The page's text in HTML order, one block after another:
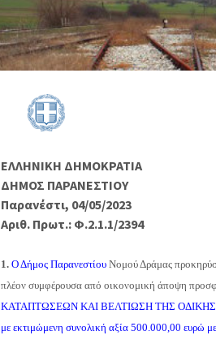
ΕΛΛΗΝΙΚΗ ΔΗΜΟΚΡΑΤΙΑ
ΔΗΜΟΣ ΠΑΡΑΝΕΣΤΙΟΥ
Παρανέστι, 04/05/2023
Αριθ. Πρωτ.: Φ.2.1.1/2394
1.Ο Δήμος ΠαρανεστίουΝομού Δράμας
πλέον συμφέρουσα από οικονομική άποψη
ΚΑΤΑΠΤΩΣΕΩΝ ΚΑΙ ΒΕΛΤΙΩΣΗ ΤΗΣ
με εκτιμώμενη συνολική αξία500.000,00 ευρώ